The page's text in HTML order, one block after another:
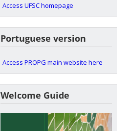
Access UFSC homepage
Portuguese version
Access PROPG main website here
Welcome Guide